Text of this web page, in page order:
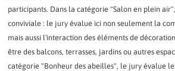
participants. Dans la catégorie "Salon en plein
conviviale : le jury évalue ici non seulement la
mais aussi l'interaction des éléments de
être des balcons, terrasses, jardins ou autres
catégorie "Bonheur des abeilles", le jury évalue